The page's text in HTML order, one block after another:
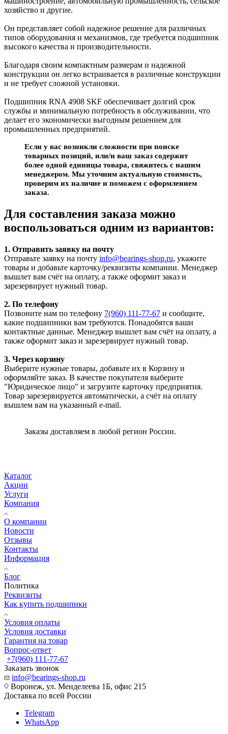
хозяйство и другие.
Он представляет собой надежное решение для различных
типов оборудования и механизмов, где требуется подшипник
высокого качества и производительности.
Благодаря своим компактным размерам и надежной
конструкции он легко встраивается в различные конструкции
и не требует сложной установки.
Подшипник RNA 4908 SKF обеспечивает долгий срок
службы и минимальную потребность в обслуживании, что
делает его экономически выгодным решением для
промышленных предприятий.
Если у вас возникли сложности при поиске
товарных позиций, или/и ваш заказ содержит
более одной единицы товара, свяжитесь с нашим
менеджером. Мы уточним актуальную стоимость,
проверим их наличие и поможем с оформлением
заказа.
Для составления заказа можно
воспользоваться одним из вариантов:
1. Отправить заявку на почту
Отправьте заявку на почту info@bearings-shop.ru, укажите
товары и добавьте карточку/реквизиты компании. Менеджер
вышлет вам счёт на оплату, а также оформит заказ и
зарезервирует нужный товар.
2. По телефону
Позвоните нам по телефону 7(960) 111-77-67 и сообщите,
какие подшипники вам требуются. Понадобятся ваши
контактные данные. Менеджер вышлет вам счёт на оплату, а
также оформит заказ и зарезервирует нужный товар.
3. Через корзину
Выберите нужные товары, добавьте их в Корзину и
оформляйте заказ. В качестве покупателя выберите
"Юридическое лицо" и загрузите карточку предприятия.
Товар зарезервируется автоматически, а счёт на оплату
вышлем вам на указанный e-mail.
Заказы доставляем в любой регион России.
Каталог
Акции
Услуги
Компания
О компании
Новости
Отзывы
Контакты
Информация
Блог
Политика
Реквизиты
Как купить подшипики
Условия оплаты
Условия доставки
Гарантия на товар
Вопрос-ответ
+7(960) 111-77-67
Заказать звонок
info@bearings-shop.ru
Воронеж, ул. Менделеева 1Б, офис 215
Доставка по всей России
Telegram
WhatsApp